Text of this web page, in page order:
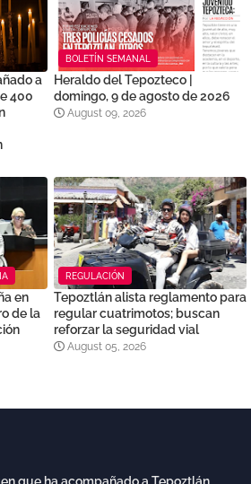
a
400
BOLETÍN SEMANAL
Heraldo del Tepozteco |
domingo, 9 de agosto de 2026
August 09, 2026
en
de la
REGULACIÓN
Tepoztlán alista reglamento para
regular cuatrimotos; buscan
reforzar la seguridad vial
August 05, 2026